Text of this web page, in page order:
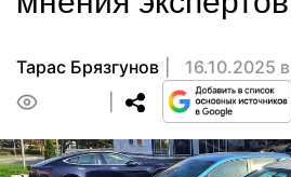
Тарас Брязгунов
16.10.2025